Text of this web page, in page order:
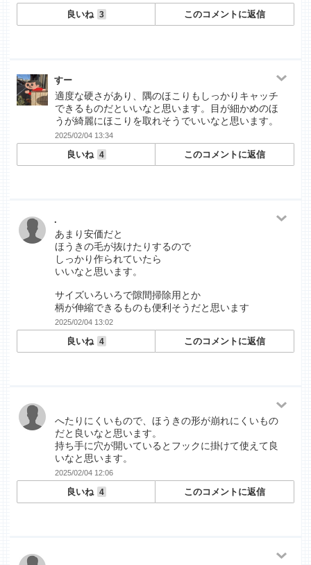
良いね 3 このコメントに返信
すー
適度な硬さがあり、隅のほこりもしっかりキャッチ
できるものだといいなと思います。目が細かめのほ
うが綺麗にほこりを取れそうでいいなと思います。
2025/02/04 13:34
良いね 4 このコメントに返信
.
あまり安価だと
ほうきの毛が抜けたりするので
しっかり作られていたら
いいなと思います。
サイズいろいろで隙間掃除用とか
柄が伸縮できるものも便利そうだと思います
2025/02/04 13:02
良いね 4 このコメントに返信
へたりにくいもので、ほうきの形が崩れにくいもの
だと良いなと思います。
持ち手に穴が開いているとフックに掛けて使えて良
いなと思います。
2025/02/04 12:06
良いね 4 このコメントに返信